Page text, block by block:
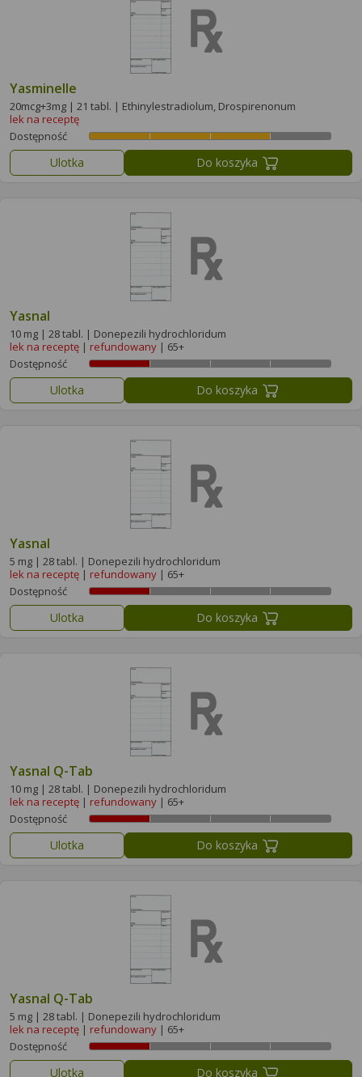
Yasminelle
20mcg+3mg | 21 tabl. | Ethinylestradiolum, Drospirenonum
lek na receptę
Dostępność
Ulotka Do koszyka
Yasnal
10 mg | 28 tabl. | Donepezili hydrochloridum
lek na receptę | refundowany | 65+
Dostępność
Ulotka Do koszyka
Yasnal
5 mg | 28 tabl. | Donepezili hydrochloridum
lek na receptę | refundowany | 65+
Dostępność
Ulotka Do koszyka
Yasnal Q-Tab
10 mg | 28 tabl. | Donepezili hydrochloridum
lek na receptę | refundowany | 65+
Dostępność
Ulotka Do koszyka
Yasnal Q-Tab
5 mg | 28 tabl. | Donepezili hydrochloridum
lek na receptę | refundowany | 65+
Dostępność
Ulotka Do koszyka